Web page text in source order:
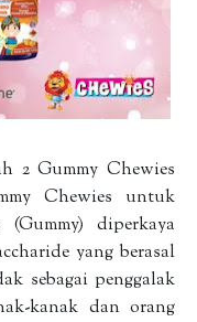
2 Gummy Chewies
Chewies untuk
diperkaya
yang berasal
sebagai penggalak
kanak dan orang